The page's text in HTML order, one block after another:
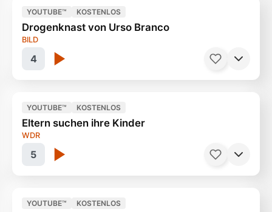
Tokio bei Nacht
4
YOUTUBE™ KOSTENLOS
Drogenknast von Urso Branco
BILD
Willkommen in Brasilien
5
YOUTUBE™ KOSTENLOS
Eltern suchen ihre Kinder
WDR
YOUTUBE™ KOSTENLOS